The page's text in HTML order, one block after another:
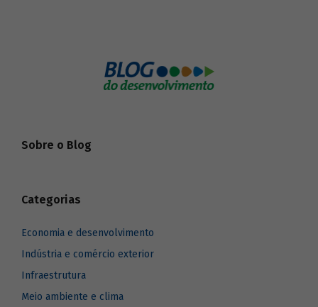
Sobre o Blog
Categorias
Economia e desenvolvimento
Indústria e comércio exterior
Infraestrutura
Meio ambiente e clima